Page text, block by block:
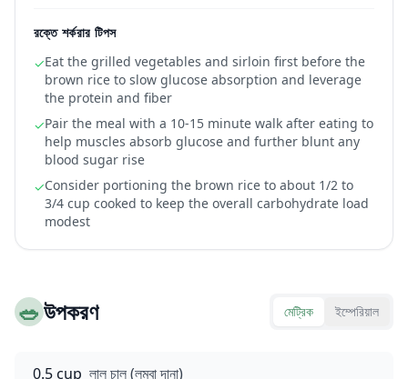
রক্তে শর্করার টিপস
✓Eat the grilled vegetables and sirloin first before the
brown rice to slow glucose absorption and leverage
the protein and fiber
✓Pair the meal with a 10-15 minute walk after eating to
help muscles absorb glucose and further blunt any
blood sugar rise
✓Consider portioning the brown rice to about 1/2 to
3/4 cup cooked to keep the overall carbohydrate load
modest
🥗উপকরণ মেট্রিক ইম্পেরিয়াল
0.5 cup লাল চাল (লম্বা দানা)